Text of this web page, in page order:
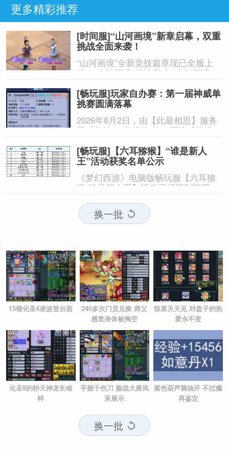
更多精彩推荐
[时间服]“山河画境”新章启幕，双重
挑战全面来袭！
“山河画境”全新竞技篇章现已全服上
线，“山河画境·挑战赛”与“山河画境·月
法不仅有机会获得特赦令牌、无双徽
记等高价值道具，还能解锁专属限时
称谓、万界通廊摊位招牌装饰、首领
雕像庭院装饰等限定奖励。
[畅玩服]玩家自办赛：第一届神威单
挑赛圆满落幕
2026年8月2日，由【此最相思】服务
器「失控.」发起的“第一届神威单挑
[畅玩服]【六耳猕猴】“谁是新人
王”活动获奖名单公示
《梦幻西游》电脑版畅玩服【六耳猕
猴-谁是新人王】活动已经顺利落下帷
周边奖励！ （活动详情如下：https://x
yq.
换一批
15锻化圣4凌波登台面
240多次门贡兑换 师父
感觉身体被掏空
惊喜天天见 对盘子的热
爱永不变
化圣9的秒天神龙长啥
样
手握千伤刀 服战大唐风
采展示
紫色葫芦脑抽开 不过瘾
再鉴定
换一批